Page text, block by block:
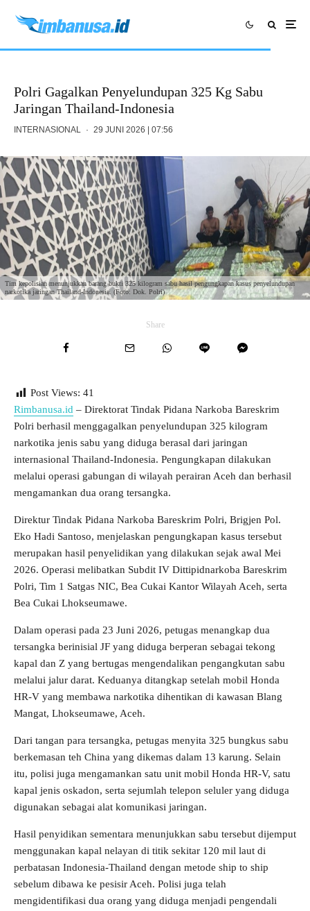
Polri Gagalkan Penyelundupan 325 Kg Sabu
Jaringan Thailand-Indonesia
INTERNASIONAL · 29 JUNI 2026 | 07:56
Tim kepolisian menunjukkan barang bukti 325 kilogram sabu hasil pengungkapan kasus penyelundupan
narkotika jaringan Thailand-Indonesia. (Foto: Dok. Polri)
Share
Post Views: 41
Rimbanusa.id – Direktorat Tindak Pidana Narkoba Bareskrim
Polri berhasil menggagalkan penyelundupan 325 kilogram
narkotika jenis sabu yang diduga berasal dari jaringan
internasional Thailand-Indonesia. Pengungkapan dilakukan
melalui operasi gabungan di wilayah perairan Aceh dan berhasil
mengamankan dua orang tersangka.
Direktur Tindak Pidana Narkoba Bareskrim Polri, Brigjen Pol.
Eko Hadi Santoso, menjelaskan pengungkapan kasus tersebut
merupakan hasil penyelidikan yang dilakukan sejak awal Mei
2026. Operasi melibatkan Subdit IV Dittipidnarkoba Bareskrim
Polri, Tim 1 Satgas NIC, Bea Cukai Kantor Wilayah Aceh, serta
Bea Cukai Lhokseumawe.
Dalam operasi pada 23 Juni 2026, petugas menangkap dua
tersangka berinisial JF yang diduga berperan sebagai tekong
kapal dan Z yang bertugas mengendalikan pengangkutan sabu
melalui jalur darat. Keduanya ditangkap setelah mobil Honda
HR-V yang membawa narkotika dihentikan di kawasan Blang
Mangat, Lhokseumawe, Aceh.
Dari tangan para tersangka, petugas menyita 325 bungkus sabu
berkemasan teh China yang dikemas dalam 13 karung. Selain
itu, polisi juga mengamankan satu unit mobil Honda HR-V, satu
kapal jenis oskadon, serta sejumlah telepon seluler yang diduga
digunakan sebagai alat komunikasi jaringan.
Hasil penyidikan sementara menunjukkan sabu tersebut dijemput
menggunakan kapal nelayan di titik sekitar 120 mil laut di
perbatasan Indonesia-Thailand dengan metode ship to ship
sebelum dibawa ke pesisir Aceh. Polisi juga telah
mengidentifikasi dua orang yang diduga menjadi pengendali